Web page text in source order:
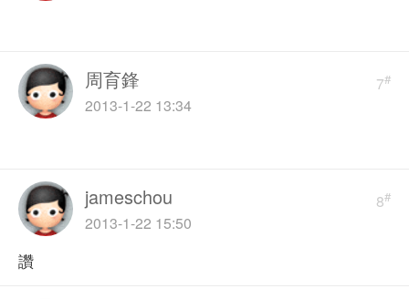
7#
周育鋒
2013-1-22 13:34
8#
jameschou
2013-1-22 15:50
讚